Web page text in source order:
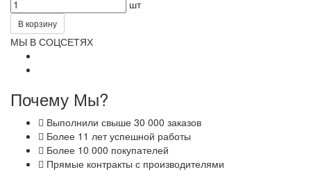
шт
В корзину
МЫ В СОЦСЕТЯХ
Почему Мы?
Выполнили свыше 30 000 заказов
Более 11 лет успешной работы
Более 10 000 покупателей
Прямые контракты с производителями